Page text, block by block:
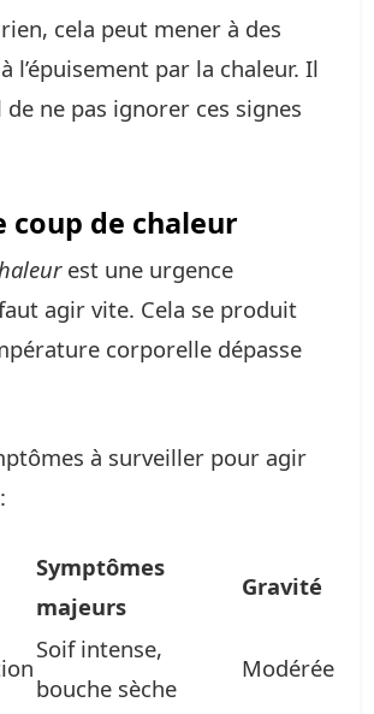
cela peut mener à des
l’épuisement par la chaleur. Il
de ne pas ignorer ces signes
coup de chaleur
est une urgence
agir vite. Cela se produit
corporelle dépasse
à surveiller pour agir
Symptômes
majeurs
Gravité
Soif intense,
bouche sèche
Modérée